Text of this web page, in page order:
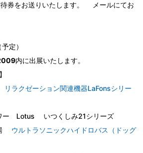
券をお送りいたします。 メールにてお
定）
内に出展いたします。
リラクゼーション関連機器LaFonsシリー
ワー Lotus いつくしみ21シリーズ
ウルトラソニックハイドロバス（ドッグ